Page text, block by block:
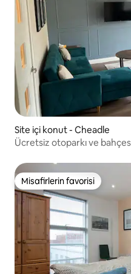
Site içi konut - Cheadle
Ücretsiz otoparkı ve
Misafirlerin favorisi
Misafirlerin favorisi